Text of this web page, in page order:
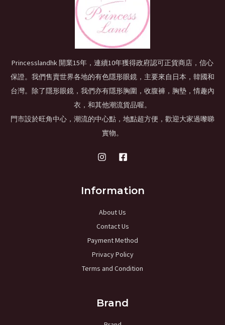
Princesslandhk 開業15年，連續10年獲得政府認可正貨商店，信心
保證。我們售賣世界各地的有色隱形眼鏡，主要來自日本，韓國和
台灣。除了隱形眼鏡，我們亦有隱形胸圍，收腹褲，胸墊，情趣內
衣，和其他潮流貨品喔。
門市設於旺角中心，潮流的中心點，地點超方便，歡迎大家過嚟睇
實物。
Information
About Us
Contact Us
Payment Method
Privacy Policy
Terms and Condition
Brand